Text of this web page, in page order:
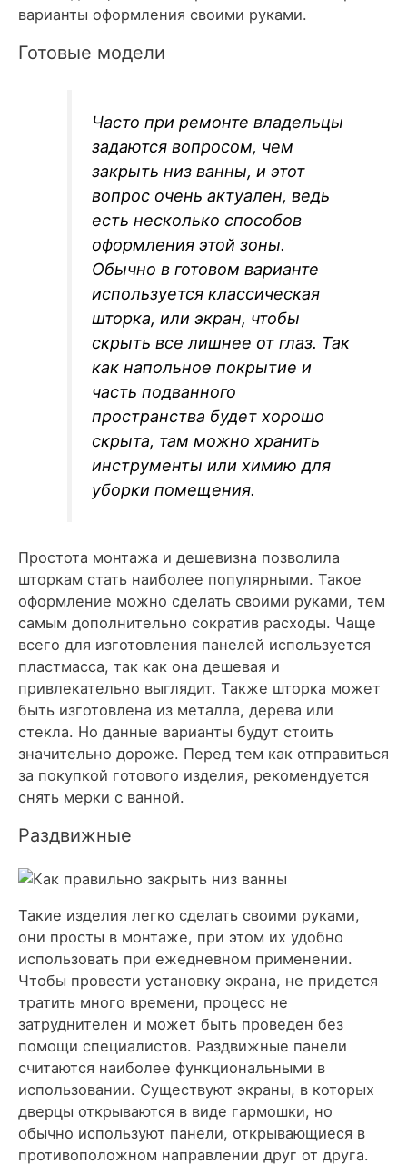
варианты оформления своими руками.
Готовые модели
Часто при ремонте владельцы
задаются вопросом, чем
закрыть низ ванны, и этот
вопрос очень актуален, ведь
есть несколько способов
оформления этой зоны.
Обычно в готовом варианте
используется классическая
шторка, или экран, чтобы
скрыть все лишнее от глаз. Так
как напольное покрытие и
часть подванного
пространства будет хорошо
скрыта, там можно хранить
инструменты или химию для
уборки помещения.
Простота монтажа и дешевизна позволила
шторкам стать наиболее популярными. Такое
оформление можно сделать своими руками, тем
самым дополнительно сократив расходы. Чаще
всего для изготовления панелей используется
пластмасса, так как она дешевая и
привлекательно выглядит. Также шторка может
быть изготовлена из металла, дерева или
стекла. Но данные варианты будут стоить
значительно дороже. Перед тем как отправиться
за покупкой готового изделия, рекомендуется
снять мерки с ванной.
Раздвижные
Такие изделия легко сделать своими руками,
они просты в монтаже, при этом их удобно
использовать при ежедневном применении.
Чтобы провести установку экрана, не придется
тратить много времени, процесс не
затруднителен и может быть проведен без
помощи специалистов. Раздвижные панели
считаются наиболее функциональными в
использовании. Существуют экраны, в которых
дверцы открываются в виде гармошки, но
обычно используют панели, открывающиеся в
противоположном направлении друг от друга.